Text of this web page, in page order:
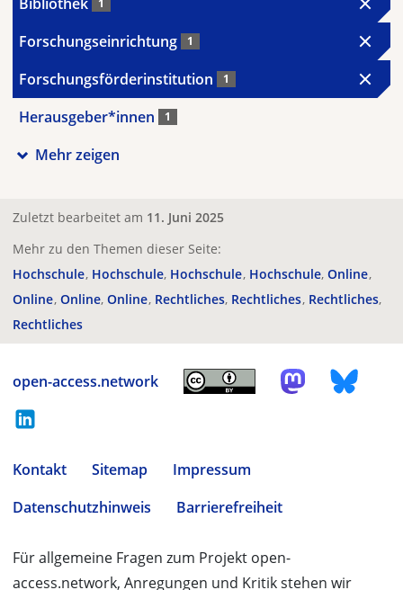
Forschungseinrichtung 1
Forschungsförderinstitution 1
Herausgeber*innen 1
Mehr zeigen
Zuletzt bearbeitet am 11. Juni 2025
Mehr zu den Themen dieser Seite:
Hochschule Hochschule Hochschule Hochschule Online
Online Online Online Rechtliches Rechtliches Rechtliches
Rechtliches
open-access.network
Kontakt Sitemap
Impressum
Datenschutzhinweis
Barrierefreiheit
Für allgemeine Fragen zum Projekt open-
access.network, Anregungen und Kritik stehen wir